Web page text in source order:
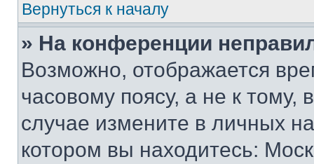
Вернуться к началу
» На конференции
Возможно, отображается
часовому поясу, а не к тому,
случае измените в личных
котором вы находитесь: